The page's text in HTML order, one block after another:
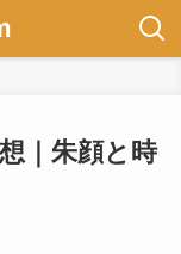
｜朱顔と時